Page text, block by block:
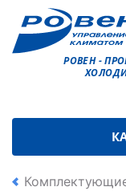
РОВЕН -